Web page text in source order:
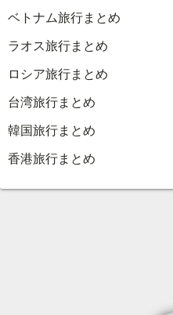
ベトナム旅行まとめ
ラオス旅行まとめ
ロシア旅行まとめ
台湾旅行まとめ
韓国旅行まとめ
香港旅行まとめ